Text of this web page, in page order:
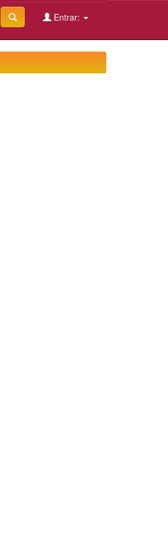
Entrar: